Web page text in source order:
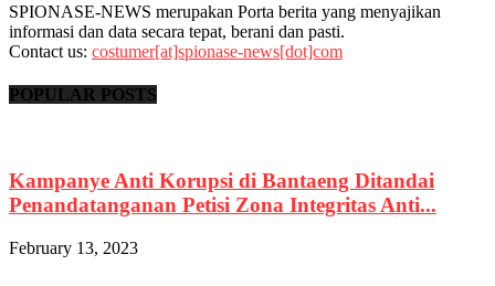
SPIONASE-NEWS merupakan Porta berita yang menyajikan
informasi dan data secara tepat, berani dan pasti.
Contact us: costumer[at]spionase-news[dot]com
POPULAR POSTS
Kampanye Anti Korupsi di Bantaeng Ditandai
Penandatanganan Petisi Zona Integritas Anti...
February 13, 2023